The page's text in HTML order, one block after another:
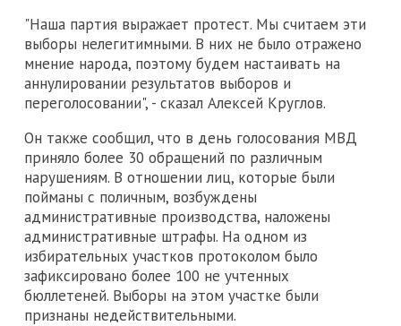
"Наша партия выражает протест. Мы считаем эти
выборы нелегитимными. В них не было отражено
мнение народа, поэтому будем настаивать на
аннулировании результатов выборов и
переголосовании", - сказал Алексей Круглов.
Он также сообщил, что в день голосования МВД
приняло более 30 обращений по различным
нарушениям. В отношении лиц, которые были
пойманы с поличным, возбуждены
административные производства, наложены
административные штрафы. На одном из
избирательных участков протоколом было
зафиксировано более 100 не учтенных
бюллетеней. Выборы на этом участке были
признаны недействительными.